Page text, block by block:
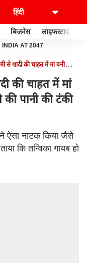
बिजनेस लाइफस्टाइल
INDIA AT 2047
से शादी की चाहत में मां बनी
की चाहत में मां
पानी की टंकी
ऐसा नाटक किया जैसे
कि तन्विका गायब हो